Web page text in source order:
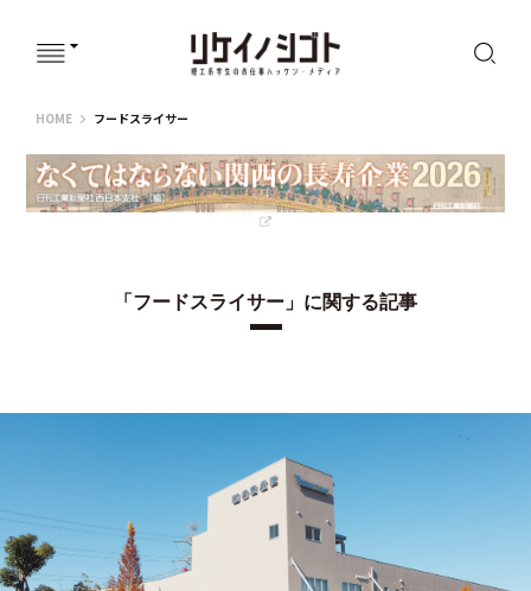
HOMEリケイノシゴト
フードスライサー
「フードスライサー」に関する記事